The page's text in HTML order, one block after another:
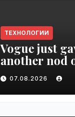
ТЕХНОЛОГИИ
Vogue just
another nod
approval to
world |
07.08.2026